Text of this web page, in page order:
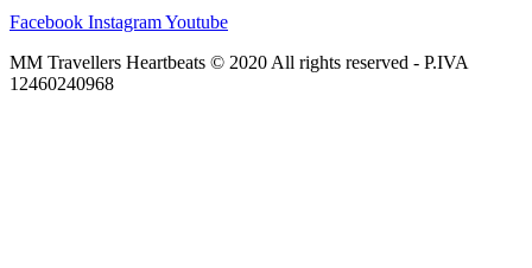
Facebook InstagramYoutube
MM Travellers Heartbeats © 2020 All rights reserved​ - P.IVA
12460240968